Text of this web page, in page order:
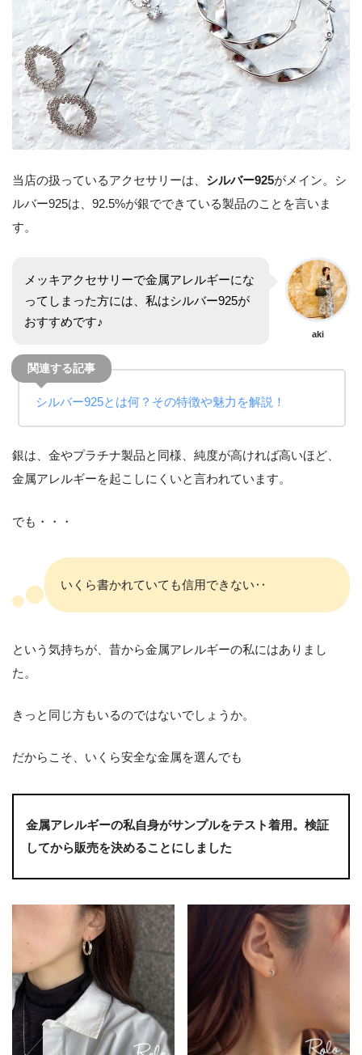
当店の扱っているアクセサリーは、 シルバー925がメイン。シ
ルバー925は、92.5%が銀でできている製品のことを言いま
す。
メッキアクセサリーで金属アレルギーにな
ってしまった方には、私はシルバー925が
おすすめです♪
aki
シルバー925とは何？その特徴や魅力を解説！
銀は、金やプラチナ製品と同様、純度が高ければ高いほど、
金属アレルギーを起こしにくいと言われています。
でも・・・
いくら書かれていても信用できない‥
という気持ちが、昔から金属アレルギーの私にはありまし
た。
きっと同じ方もいるのではないでしょうか。
だからこそ、いくら安全な金属を選んでも
金属アレルギーの私自身がサンプルをテスト着用。検証
してから販売を決めることにしました